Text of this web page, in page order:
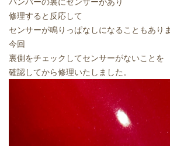
修理すると反応して
センサーが鳴りっぱなしになることもありま
今回
裏側をチェックしてセンサーがないことを
確認してから修理いたしました。